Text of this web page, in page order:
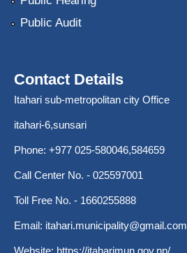
Public Audit
Contact Details
Itahari sub-metropolitan city Office
itahari-6,sunsari
Phone: +977 025-580046,584659
Call Center No. - 025597001
Toll Free No. - 1660255888
Email: itahari.municipality@gmail.com
Website: https://itaharimun.gov.np/